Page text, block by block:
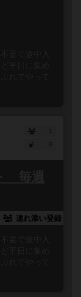
要で途中入
平日に集め
れでやって
1
毎週
連れ添い登録
要で途中入
平日に集め
れでやって